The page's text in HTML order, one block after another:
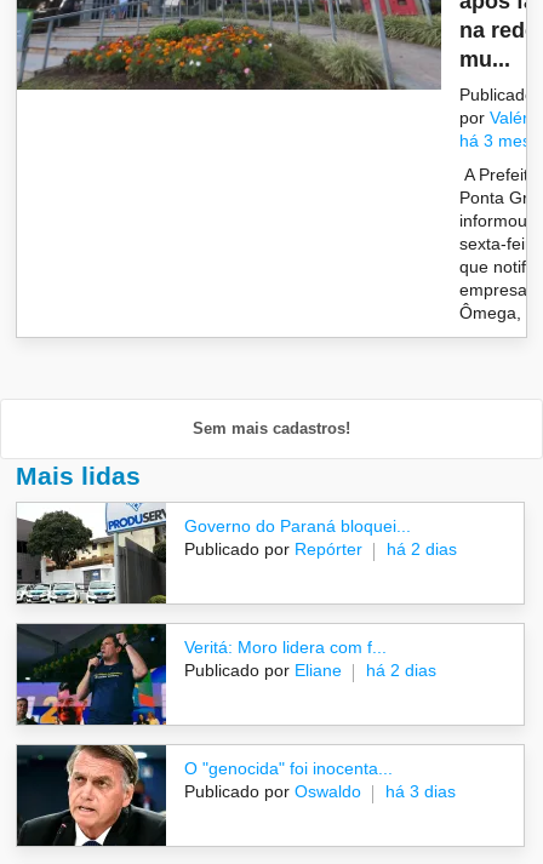
na rede
mu...
Publicado
porValéria
há 3
A
Ponta
informou,
sexta-
que
empresa
Ômega,
Sem mais cadastros!
Mais lidas
Governo do Paraná bloquei...
Publicado por Repórter há 2 dias
Veritá: Moro lidera com f...
Publicado por Eliane há 2 dias
O "genocida" foi inocenta...
Publicado por Oswaldo há 3 dias